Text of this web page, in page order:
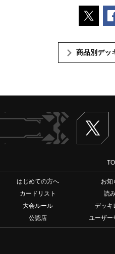
ポ
商品別デッ
はじめての方へ お知
カードリスト
読
大会ルール
デッキ
公認店
ユーザー